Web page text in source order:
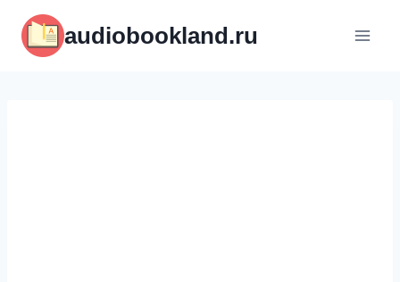
содержимому
audiobookland.ru